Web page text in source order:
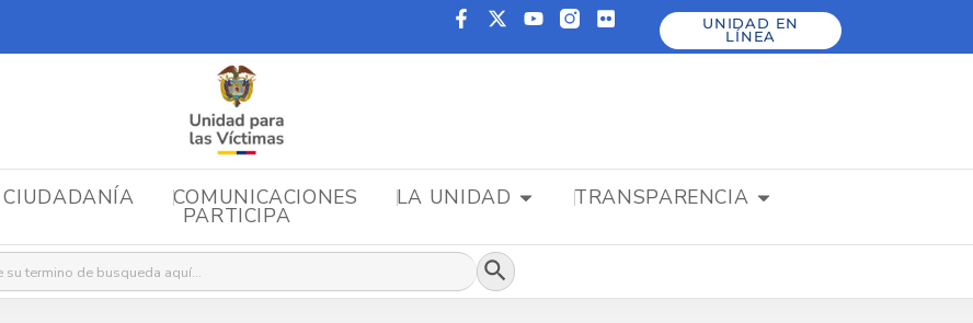
UNIDAD EN
LÍNEA
CIUDADANÍA COMUNICACIONES LA UNIDAD TRANSPARENCIA
PARTICIPA
Botón de búsqueda